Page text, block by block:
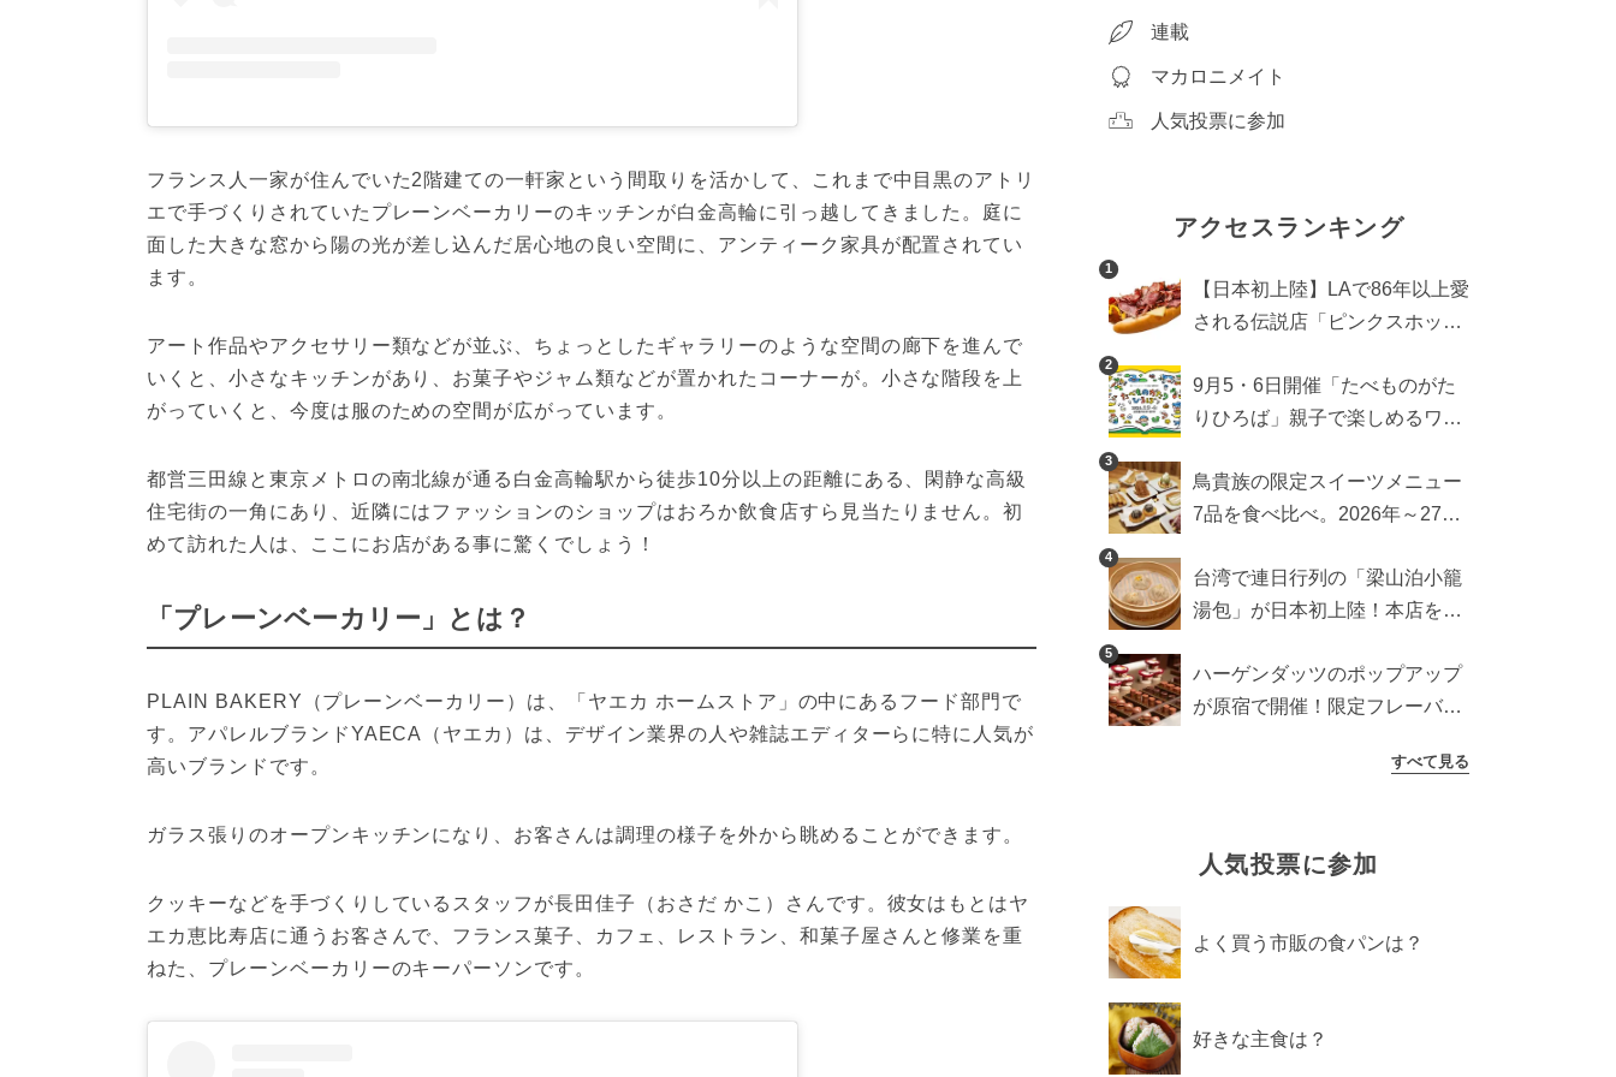
フランス人一家が住んでいた2階建ての一軒家という間取りを活かして、これまで中目黒のアトリ
エで手づくりされていたプレーンベーカリーのキッチンが白金高輪に引っ越してきました。庭に
面した大きな窓から陽の光が差し込んだ居心地の良い空間に、アンティーク家具が配置されてい
ます。
アート作品やアクセサリー類などが並ぶ、ちょっとしたギャラリーのような空間の廊下を進んで
いくと、小さなキッチンがあり、お菓子やジャム類などが置かれたコーナーが。小さな階段を上
がっていくと、今度は服のための空間が広がっています。
都営三田線と東京メトロの南北線が通る白金高輪駅から徒歩10分以上の距離にある、閑静な高級
住宅街の一角にあり、近隣にはファッションのショップはおろか飲食店すら見当たりません。初
めて訪れた人は、ここにお店がある事に驚くでしょう！
「プレーンベーカリー」とは？
PLAIN BAKERY（プレーンベーカリー）は、「ヤエカ ホームストア」の中にあるフード部門で
す。アパレルブランドYAECA（ヤエカ）は、デザイン業界の人や雑誌エディターらに特に人気が
高いブランドです。
ガラス張りのオープンキッチンになり、お客さんは調理の様子を外から眺めることができます。
クッキーなどを手づくりしているスタッフが長田佳子（おさだ かこ）さんです。彼女はもとはヤ
エカ恵比寿店に通うお客さんで、フランス菓子、カフェ、レストラン、和菓子屋さんと修業を重
ねた、プレーンベーカリーのキーパーソンです。
連載
マカロニメイト
人気投票に参加
アクセスランキング
1
【日本初上陸】LAで86年以上愛
される伝説店「ピンクスホット
ットドッグブーム到来!?
2
9月5・6日開催「たべものがた
りひろば」親子で楽しめるワー
ーなどをご紹介
3
鳥貴族の限定スイーツメニュー
7品を食べ比べ。2026年～27年
4
台湾で連日行列の「梁山泊小籠
湯包」が日本初上陸！本店を知
5
ハーゲンダッツのポップアップ
が原宿で開催！限定フレーバー
すべて見る
人気投票に参加
よく買う市販の食パンは？
好きな主食は？